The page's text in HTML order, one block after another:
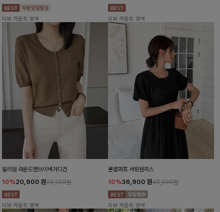
리뷰 카운트 영역 리뷰 카운트 영역
윌리덤 라운드앤브이넥가디건
10%20,900 원23,200원
리뷰 카운트 영역
룬셀퍼프 셔링원피스
10%36,900 원40,900원
리뷰 카운트 영역